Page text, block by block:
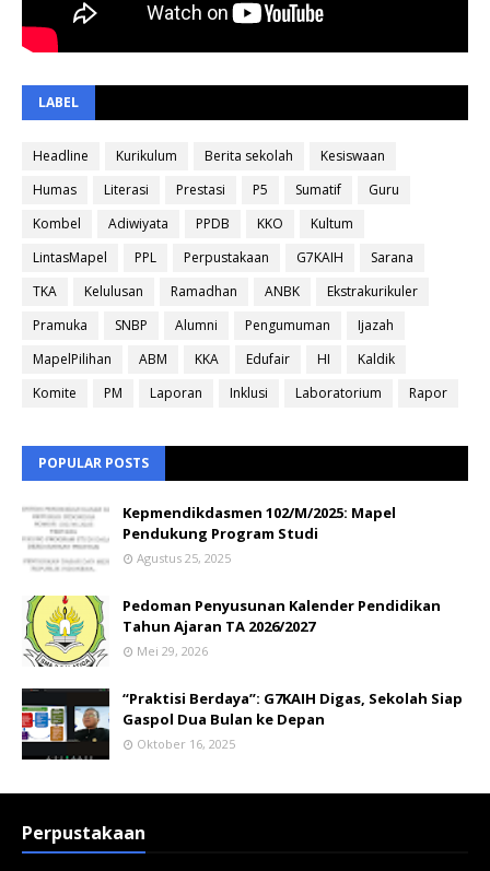
LABEL
Headline Kurikulum Berita sekolah
Kesiswaan
Humas
Literasi Prestasi P5 Sumatif
Guru
Kombel
Adiwiyata PPDB KKO
Kultum
LintasMapel
PPL Perpustakaan G7KAIH
Sarana
TKA
Kelulusan Ramadhan ANBK
Ekstrakurikuler
Pramuka
SNBP Alumni Pengumuman
Ijazah
MapelPilihan
ABM KKA Edufair HI
Kaldik
Komite
PM Laporan Inklusi Laboratorium Rapor
POPULAR POSTS
Kepmendikdasmen 102/M/2025: Mapel
Pendukung Program Studi
Agustus 25, 2025
Pedoman Penyusunan Kalender Pendidikan
Tahun Ajaran TA 2026/2027
Mei 29, 2026
“Praktisi Berdaya”: G7KAIH Digas, Sekolah Siap
Gaspol Dua Bulan ke Depan
Oktober 16, 2025
Perpustakaan